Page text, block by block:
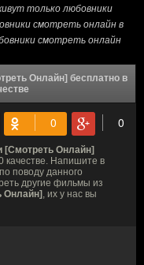
только любовники
смотреть онлайн в
смотреть онлайн
Онлайн] бесплатно в
[Смотреть Онлайн]
качестве. Напишите в
поводу данного
другие фильмы из
Онлайн] , их у нас вы